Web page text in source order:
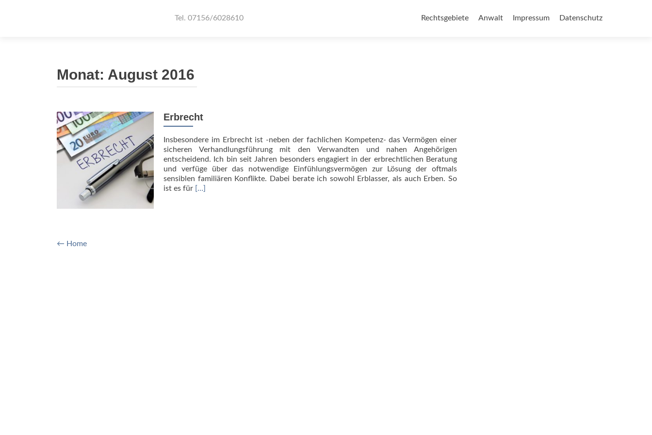
Tel. 07156/6028610
to
Rechtsgebiete Anwalt Impressum Datenschutz
Monat: August 2016
Erbrecht
Insbesondere im Erbrecht ist -neben der fachlichen Kompetenz- das Vermögen einer
sicheren Verhandlungsführung mit den Verwandten und nahen Angehörigen
entscheidend. Ich bin seit Jahren besonders engagiert in der erbrechtlichen Beratung
und verfüge über das notwendige Einfühlungsvermögen zur Lösung der oftmals
sensiblen familiären Konflikte. Dabei berate ich sowohl Erblasser, als auch Erben. So
ist es für Read
[…]
← Home